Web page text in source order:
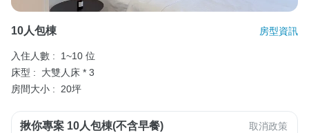
10人包棟 房型資訊
入住人數 :
1~10 位
床型 :
大雙人床 * 3
房間大小 :
20坪
揪你專案 10人包棟(不含早餐) 取消政策